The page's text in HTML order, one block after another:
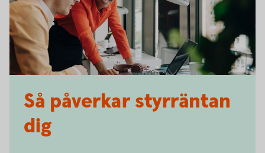
Så påverkar styrräntan
dig